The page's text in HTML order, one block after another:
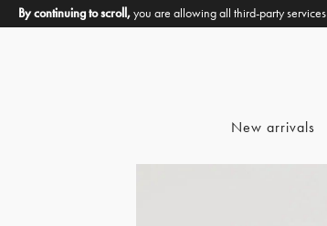
New arrivals
By continuing to scroll,you are allowing all third-party services